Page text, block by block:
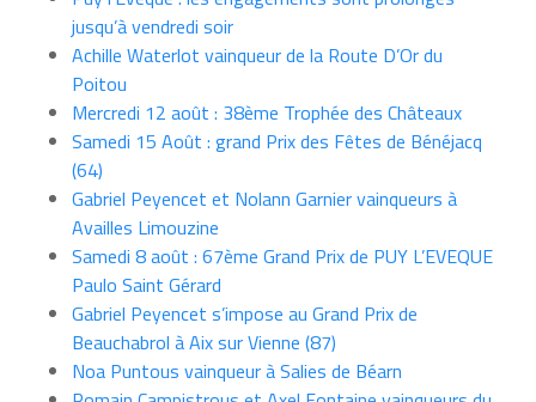
jusqu’à vendredi soir
Achille Waterlot vainqueur de la Route D’Or du
Poitou
Mercredi 12 août : 38ème Trophée des Châteaux
Samedi 15 Août : grand Prix des Fêtes de Bénéjacq
(64)
Gabriel Peyencet et Nolann Garnier vainqueurs à
Availles Limouzine
Samedi 8 août : 67ème Grand Prix de PUY L’EVEQUE
Paulo Saint Gérard
Gabriel Peyencet s’impose au Grand Prix de
Beauchabrol à Aix sur Vienne (87)
Noa Puntous vainqueur à Salies de Béarn